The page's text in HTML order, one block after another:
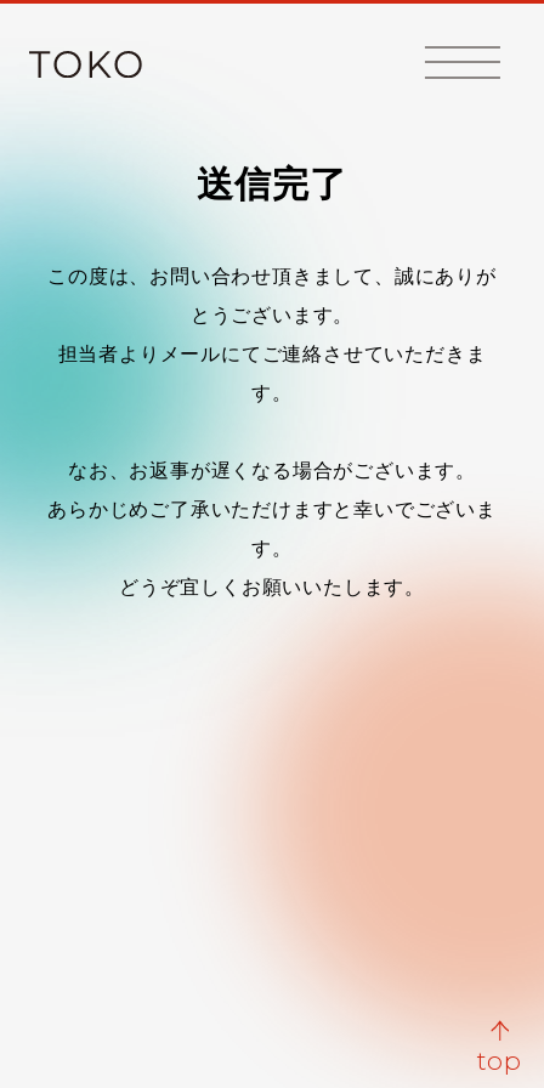
送信完了
この度は、お問い合わせ頂きまして、誠にありが
とうございます。
担当者よりメールにてご連絡させていただきま
す。
なお、お返事が遅くなる場合がございます。
あらかじめご了承いただけますと幸いでございま
す。
どうぞ宜しくお願いいたします。
top